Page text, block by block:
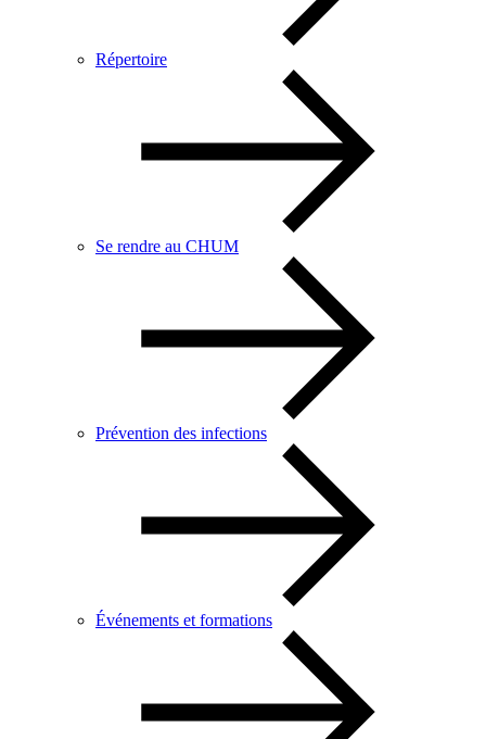
Répertoire
Se rendre au CHUM
Prévention des infections
Événements et formations